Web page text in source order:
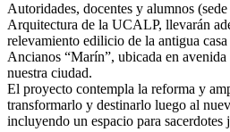
Autoridades, docentes y alumnos
Arquitectura de la UCALP, llevarán
relevamiento edilicio de la antigua
Ancianos “Marín”, ubicada en
nuestra ciudad.
El proyecto contempla la reforma y
transformarlo y destinarlo luego al
incluyendo un espacio para sacerdotes